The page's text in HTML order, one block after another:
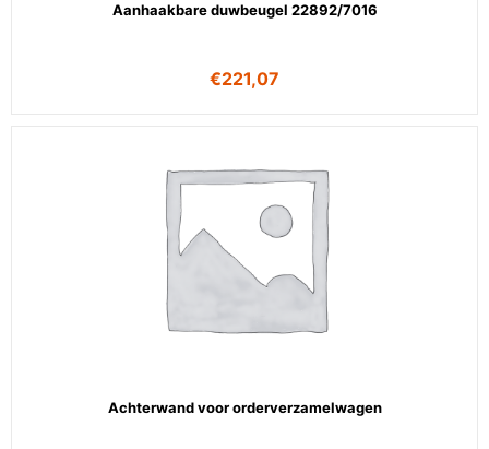
Aanhaakbare duwbeugel 22892/7016
€221,07
Achterwand voor orderverzamelwagen